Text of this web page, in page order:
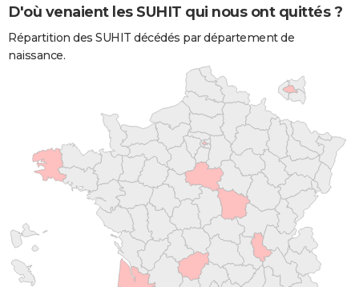
D'où venaient les SUHIT qui nous ont quittés ?
Répartition des SUHIT décédés par département de
naissance.